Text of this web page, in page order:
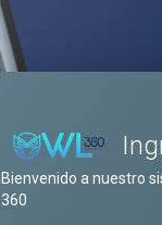
Bienvenido a nuestro
360